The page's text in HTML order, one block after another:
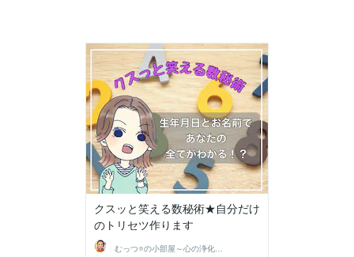
クスッと笑える数秘術★自分だけ
のトリセツ作ります
むっつ⭐の小部屋～心の浄化ができる場所〜